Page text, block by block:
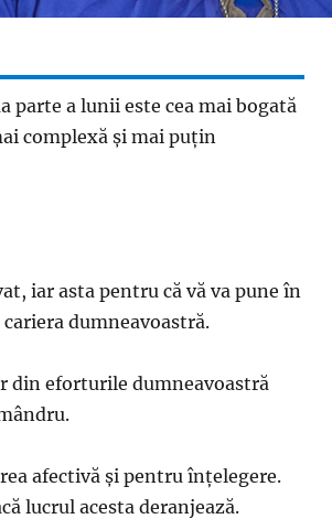
parte a lunii este cea mai bogată
complexă și mai puțin
iar asta pentru că vă va pune în
dumneavoastră.
din eforturile dumneavoastră
afectivă şi pentru înţelegere.
lucrul acesta deranjează.